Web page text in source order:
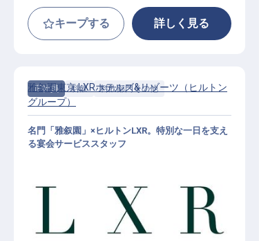
キープする 詳しく見る
正社員 料飲 料飲部門その他
宴会サービススタッフ│月給23万円
雅叙園東京 LXRホテルズ&リゾーツ（ヒルトン
グループ）
名門「雅叙園」×ヒルトンLXR。特別な一日を支え
る宴会サービススタッフ